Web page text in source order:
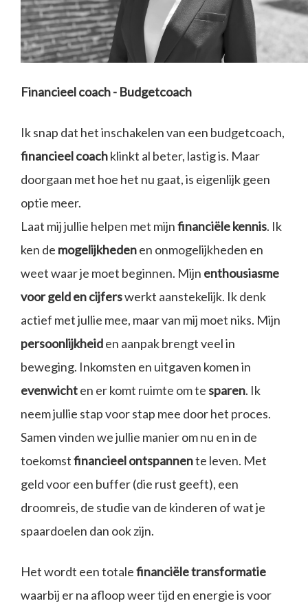
Financieel coach - Budgetcoach
Ik snap dat het inschakelen van een budgetcoach,
financieel coachklinkt al beter, lastig is. Maar
doorgaan met hoe het nu gaat, is eigenlijk geen
optie meer.
Laat mij jullie helpen met mijnfinanciële kennis. Ik
ken de mogelijkhedenen onmogelijkheden en
weet waar je moet beginnen. Mijn enthousiasme
voor geld en cijferswerkt aanstekelijk. Ik denk
actief met jullie mee, maar van mij moet niks. Mijn
persoonlijkheiden aanpak brengt veel in
beweging. Inkomsten en uitgaven komen in
evenwichten er komt ruimte om tesparen. Ik
neem jullie stap voor stap mee door het proces.
Samen vinden we jullie manier om nu en in de
toekomstfinancieel ontspannente leven. Met
geld voor een buffer (die rust geeft), een
droomreis, de studie van de kinderen of wat je
spaardoelen dan ook zijn.
Het wordt een totalefinanciële transformatie
waarbij er na afloop weer tijd en energie is voor